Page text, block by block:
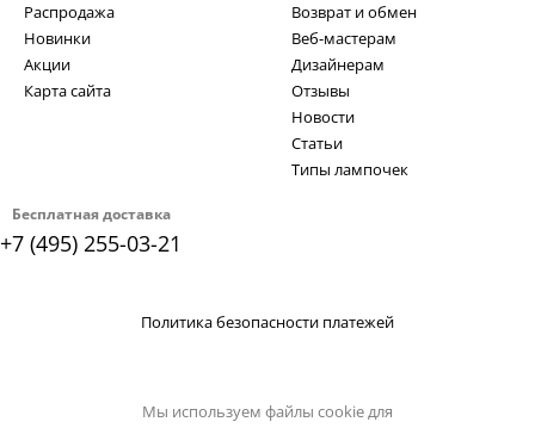
Бесплатная доставка
+7 (495) 255-03-21
Распродажа
Новинки
Акции
Карта сайта
Возврат и обмен
Веб-мастерам
Дизайнерам
Отзывы
Новости
Статьи
Типы лампочек
Политика безопасности платежей
Мы используем файлы cookie для